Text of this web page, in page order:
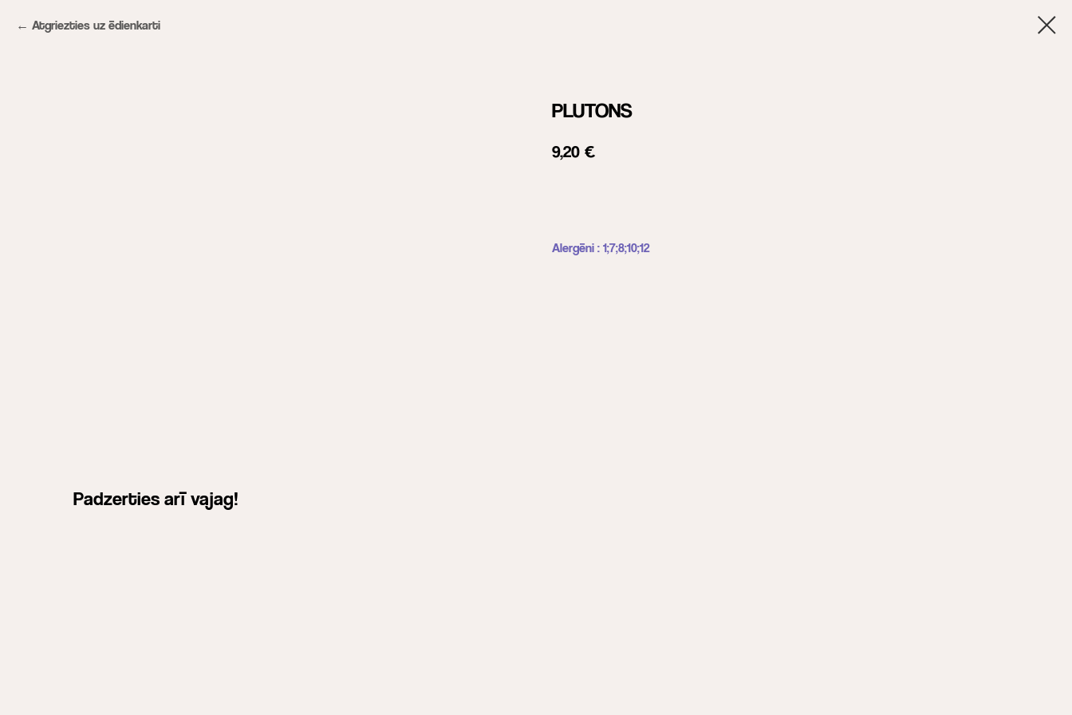
Atgriezties uz ēdienkarti
PLUTONS
9,20 €
Alergēni : 1;7;8;10;12
Padzerties arī vajag!